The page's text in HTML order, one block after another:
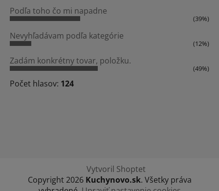
Podľa toho čo mi napadne
(39%)
Nevyhľadávam podľa kategórie
(12%)
Zadám konkrétny tovar, položku.
(49%)
Počet hlasov: 124
Vytvoril Shoptet
Copyright 2026 Kuchynovo.sk. Všetky práva